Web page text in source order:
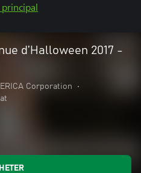
d’Halloween 2017 -
Corporation
•